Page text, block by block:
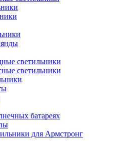
светильники
светильники
батареях
для Армстронг